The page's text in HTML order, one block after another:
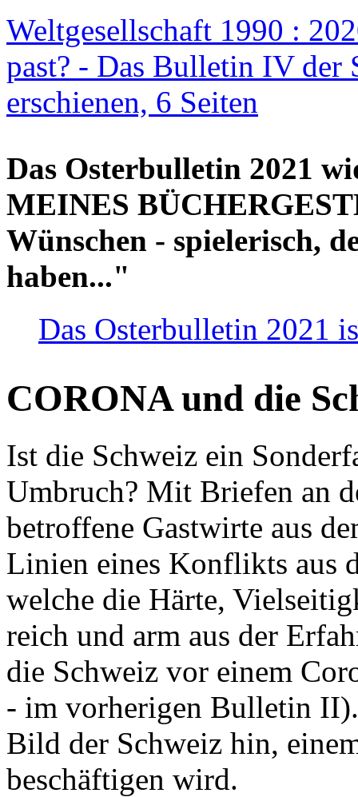
Weltgesellschaft 1990 :
past? - Das Bulletin IV der
erschienen, 6 Seiten
Das Osterbulletin 2021
MEINES
Wünschen - spielerisch,
haben..."
Das Osterbulletin 2021
CORONA und die
Ist die Schweiz ein
Umbruch? Mit Briefen an
betroffene Gastwirte aus
Linien eines Konflikts aus
welche die Härte,
reich und arm aus der
die Schweiz vor einem
- im vorherigen Bulletin
Bild der Schweiz hin,
beschäftigen wird.